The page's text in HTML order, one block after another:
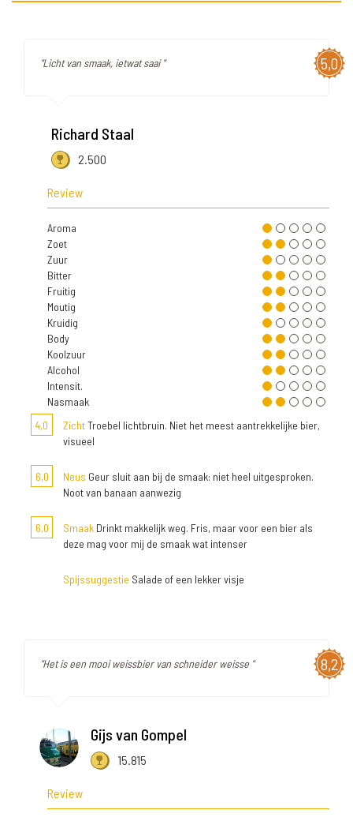
5,0
"Licht van smaak, ietwat saai "
Richard Staal
2.500
Review
Aroma
Zoet
Zuur
Bitter
Fruitig
Moutig
Kruidig
Body
Koolzuur
Alcohol
Intensit.
Nasmaak
4,0
ZichtTroebel lichtbruin. Niet het meest aantrekkelijke bier,
visueel
6,0 Neus Geur sluit aan bij de smaak: niet heel uitgesproken.
Noot van banaan aanwezig
6,0 Smaak Drinkt makkelijk weg. Fris, maar voor een bier als
deze mag voor mij de smaak wat intenser
Spijssuggestie Salade of een lekker visje
8,2
"Het is een mooi weissbier van schneider weisse "
Gijs van Gompel
15.815
Review